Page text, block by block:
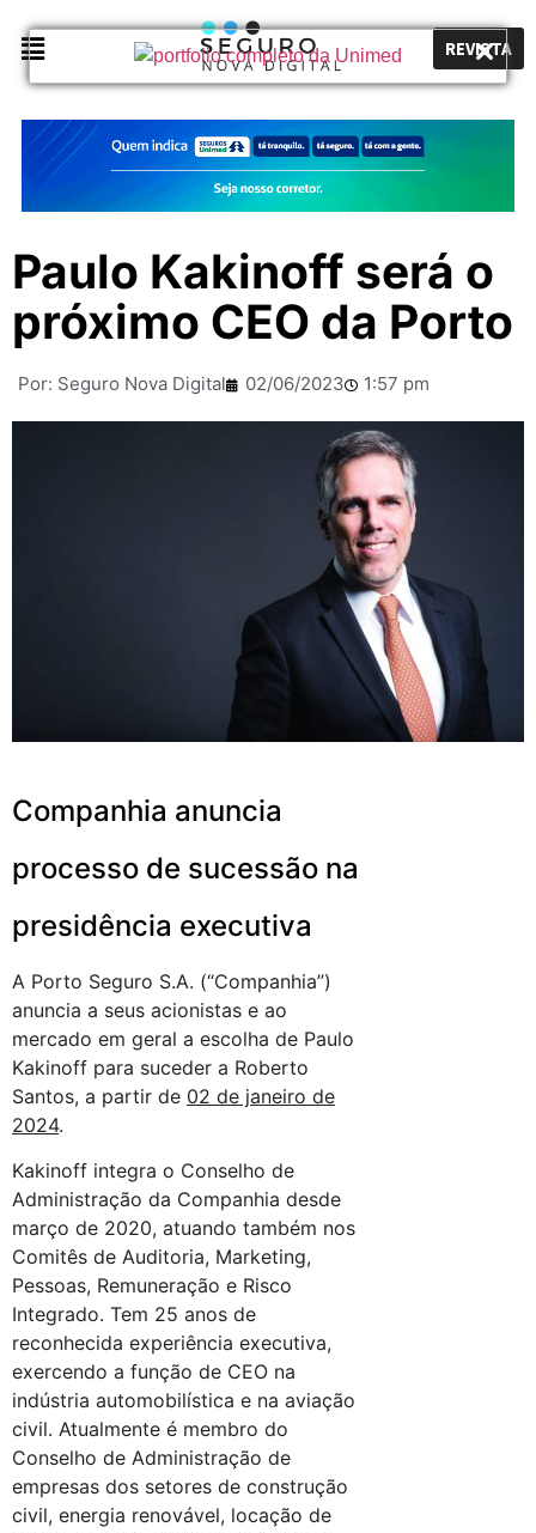
REVISTA
Paulo Kakinoff será o
próximo CEO da Porto
Por: Seguro Nova Digital 02/06/2023 1:57 pm
Companhia anuncia
processo de sucessão na
presidência executiva
A Porto Seguro S.A. (“Companhia”)
anuncia a seus acionistas e ao
mercado em geral a escolha de Paulo
Kakinoff para suceder a Roberto
Santos, a partir de 02 de janeiro de
2024.
Kakinoff integra o Conselho de
Administração da Companhia desde
março de 2020, atuando também nos
Comitês de Auditoria, Marketing,
Pessoas, Remuneração e Risco
Integrado. Tem 25 anos de
reconhecida experiência executiva,
exercendo a função de CEO na
indústria automobilística e na aviação
civil. Atualmente é membro do
Conselho de Administração de
empresas dos setores de construção
civil, energia renovável, locação de